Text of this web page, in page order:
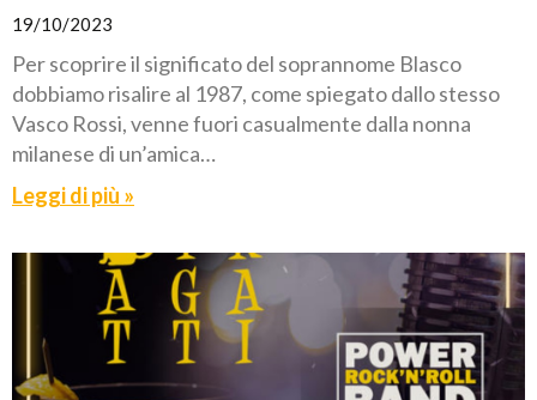
19/10/2023
Per scoprire il significato del soprannome Blasco
dobbiamo risalire al 1987, come spiegato dallo stesso
Vasco Rossi, venne fuori casualmente dalla nonna
milanese di un’amica…
Leggi di più »